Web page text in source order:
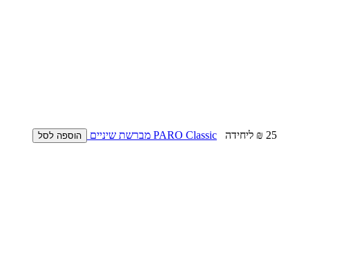
25 ₪ ליחידה PARO Classic מברשת שיניים הוספה לסל